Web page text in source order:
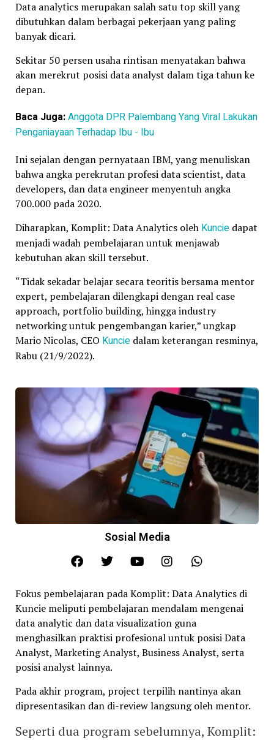
Data analytics merupakan salah satu top skill yang
dibutuhkan dalam berbagai pekerjaan yang paling
banyak dicari.
Sekitar 50 persen usaha rintisan menyatakan bahwa
akan merekrut posisi data analyst dalam tiga tahun ke
depan.
Baca Juga:Anggota DPR Palembang Yang Viral Lakukan
Penganiayaan Terhadap Ibu - Ibu
Ini sejalan dengan pernyataan IBM, yang menuliskan
bahwa angka perekrutan profesi data scientist, data
developers, dan data engineer menyentuh angka
700.000 pada 2020.
Diharapkan, Komplit: Data Analytics oleh Kuncie dapat
menjadi wadah pembelajaran untuk menjawab
kebutuhan akan skill tersebut.
“Tidak sekadar belajar secara teoritis bersama mentor
expert, pembelajaran dilengkapi dengan real case
approach, portfolio building, hingga industry
networking untuk pengembangan karier,” ungkap
Mario Nicolas, CEO Kuncie dalam keterangan resminya,
Rabu (21/9/2022).
Sosial Media
Fokus pembelajaran pada Komplit: Data Analytics di
Kuncie meliputi pembelajaran mendalam mengenai
data analytic dan data visualization guna
menghasilkan praktisi profesional untuk posisi Data
Analyst, Marketing Analyst, Business Analyst, serta
posisi analyst lainnya.
Pada akhir program, project terpilih nantinya akan
dipresentasikan dan di-review langsung oleh mentor.
Seperti dua program sebelumnya, Komplit: